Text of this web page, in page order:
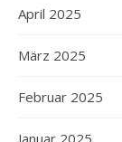
April 2025
März 2025
Februar 2025
Januar 2025